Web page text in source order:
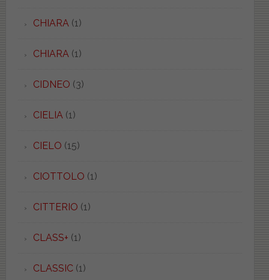
CHIARA(1)
CHIARA(1)
CIDNEO (3)
CIELIA(1)
CIELO (15)
CIOTTOLO (1)
CITTERIO (1)
CLASS+ (1)
CLASSIC(1)